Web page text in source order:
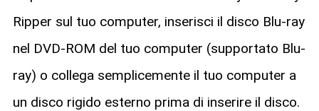
Ripper sul tuo computer, inserisci il disco Blu-ray
nel DVD-ROM del tuo computer (supportato Blu-
ray) o collega semplicemente il tuo computer a
un disco rigido esterno prima di inserire il disco.